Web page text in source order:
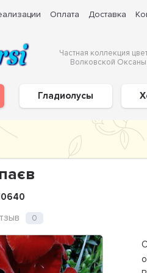
Оплата Доставка
Частная коллекция
Волковской Оксаны
Гладиолусы
0